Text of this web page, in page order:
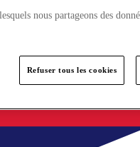
nous partageons des
Refuser tous les cookies